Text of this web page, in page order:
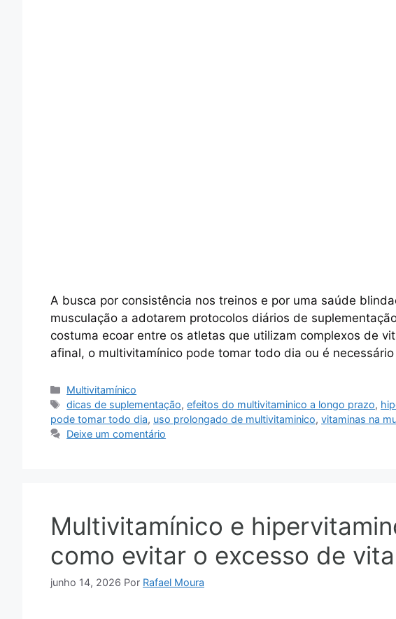
A busca por consistência nos treinos e por uma saúde
musculação a adotarem protocolos diários de
costuma ecoar entre os atletas que utilizam complexos de
afinal, o multivitamínico pode tomar todo dia ou é
Categorias
Multivitamínico
Tags
dicas de suplementação,efeitos do multivitaminico a longo prazo,
pode tomar todo dia, uso prolongado de multivitaminico, vitaminas na
Deixe um comentário
Multivitamínico e
como evitar o excesso de
junho 14, 2026 Por Rafael Moura